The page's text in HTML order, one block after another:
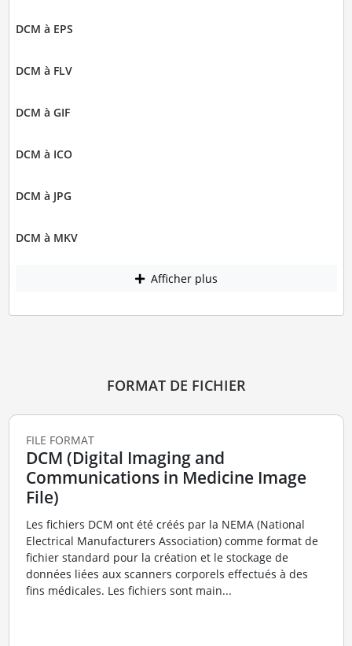
DCM à EPS
DCM à FLV
DCM à GIF
DCM à ICO
DCM à JPG
DCM à MKV
Afficher plus
FORMAT DE FICHIER
FILE FORMAT
DCM (Digital Imaging and
Communications in Medicine Image
File)
Les fichiers DCM ont été créés par la NEMA (National
Electrical Manufacturers Association) comme format de
fichier standard pour la création et le stockage de
données liées aux scanners corporels effectués à des
fins médicales. Les fichiers sont main...